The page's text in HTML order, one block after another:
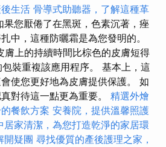
生活 骨導式助聽器，了解這種革
果您厭倦了在黑斑，色素沉著，痤
中，這種防曬霜是為您發明的。
膚上的持續時間比棕色的皮膚短得
裝重複該應用程序。 基本上，這
使您更好地為皮膚提供保護。 如
對待這一點更為重要。 精選外燴
餐飲方案 安養院，提供溫馨照護
居家清潔，為您打造乾淨的家居環
開疑團 尋找優質的產後護理之家，